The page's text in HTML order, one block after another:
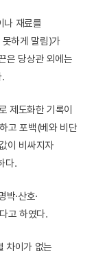
나 재료를
하게 말림)가
은 당상관 외에는
.
제도화한 기록이
고 포백(베와 비단
이 비싸지자
다.
박·산호·
고 하였다.
차이가 없는